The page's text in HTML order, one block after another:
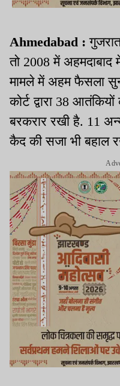
Ahmedabad :
तो 2008 में अहमदाबाद
मामले में अहम फैसला
कोर्ट द्वारा 38
बरकरार रखी है. 11
कैद की सजा भी बहाल